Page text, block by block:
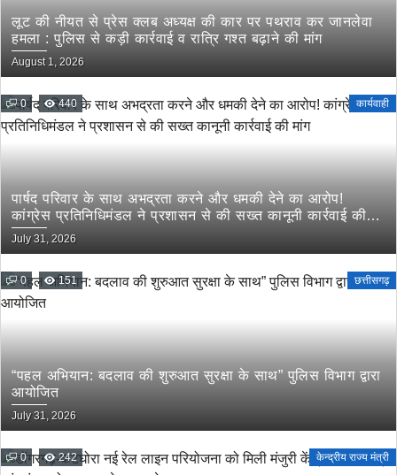
लूट की नीयत से प्रेस क्लब अध्यक्ष की कार पर पथराव कर जानलेवा
हमला : पुलिस से कड़ी कार्रवाई व रात्रि गश्त बढ़ाने की मांग
August 1, 2026
0 440 कार्यवाही
पार्षद परिवार के साथ अभद्रता करने और धमकी देने का आरोप!
कांग्रेस प्रतिनिधिमंडल ने प्रशासन से की सख्त कानूनी कार्रवाई की
मांग
July 31, 2026
0 151 छत्तीसगढ़
“पहल अभियान: बदलाव की शुरुआत सुरक्षा के साथ” पुलिस विभाग द्वारा
आयोजित
July 31, 2026
0 242 केन्द्रीय राज्य मंत्री